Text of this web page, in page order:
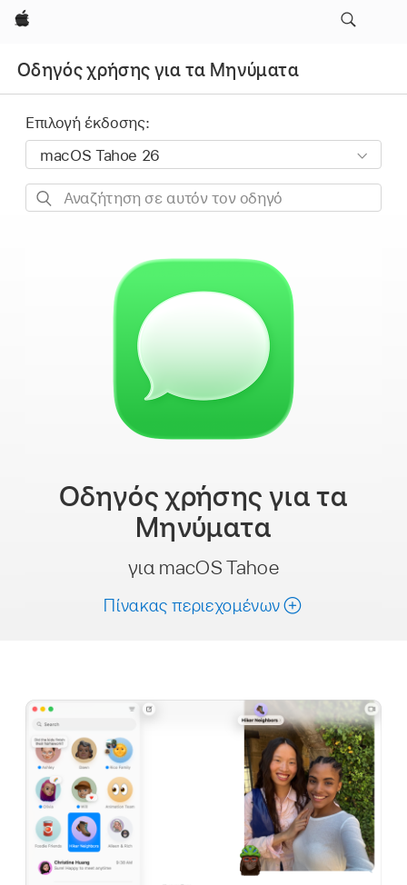
Apple
Οδηγός χρήσης για τα Μηνύματα
Επιλογή έκδοσης:
Αναζήτηση
Οδηγός χρήσης για τα
Μηνύματα
για macOS Tahoe
Πίνακας περιεχομένων